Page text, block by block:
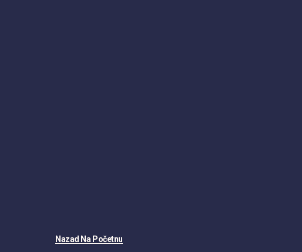
Nazad Na Početnu